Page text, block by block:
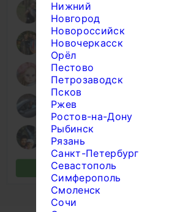
Нижний
Новгород
Новороссийск
Новочеркасск
Орёл
Пестово
Петрозаводск
Псков
Ржев
Ростов-на-Дону
Рыбинск
Рязань
Санкт-Петербург
Севастополь
Симферополь
Смоленск
Сочи